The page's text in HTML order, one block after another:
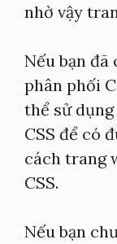
nhờ vậy
Nếu bạn đã
phân phối
thể sử
CSS để có
cách trang
CSS.
Nếu bạn